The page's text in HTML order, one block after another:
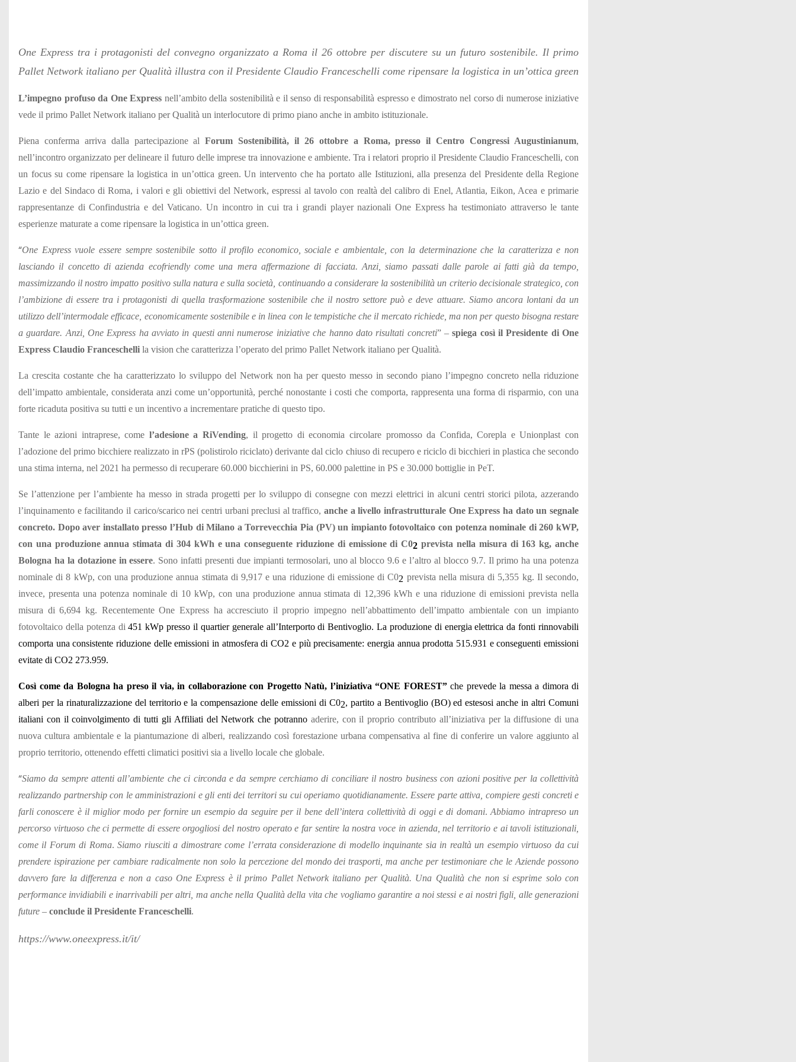
One Express tra i protagonisti del convegno organizzato a Roma il 26 ottobre per discutere su un futuro sostenibile. Il primo
Pallet Network italiano per Qualità illustra con il Presidente Claudio Franceschelli come ripensare la logistica in un’ottica green
L’impegno profuso da One Express nell’ambito della sostenibilità e il senso di responsabilità espresso e dimostrato nel corso di numerose iniziative
vede il primo Pallet Network italiano per Qualità un interlocutore di primo piano anche in ambito istituzionale.
Piena conferma arriva dalla partecipazione alForum Sostenibilità, il 26 ottobre a Roma, presso il Centro Congressi Augustinianum,
nell’incontro organizzato per delineare il futuro delle imprese tra innovazione e ambiente. Tra i relatori proprio il Presidente Claudio Franceschelli, con
un focus su come ripensare la logistica in un’ottica green. Un intervento che ha portato alle Istituzioni, alla presenza del Presidente della Regione
Lazio e del Sindaco di Roma, i valori e gli obiettivi del Network, espressi al tavolo con realtà del calibro di Enel, Atlantia, Eikon, Acea e primarie
rappresentanze di Confindustria e del Vaticano. Un incontro in cui tra i grandi player nazionali One Express ha testimoniato attraverso le tante
esperienze maturate a come ripensare la logistica in un’ottica green.
“One Express vuole essere sempre sostenibile sotto il profilo economico, sociale e ambientale, con la determinazione che la caratterizza e non
lasciando il concetto di azienda ecofriendly come una mera affermazione di facciata. Anzi, siamo passati dalle parole ai fatti già da tempo,
massimizzando il nostro impatto positivo sulla natura e sulla società, continuando a considerare la sostenibilità un criterio decisionale strategico, con
l’ambizione di essere tra i protagonisti di quella trasformazione sostenibile che il nostro settore può e deve attuare. Siamo ancora lontani da un
utilizzo dell’intermodale efficace, economicamente sostenibile e in linea con le tempistiche che il mercato richiede, ma non per questo bisogna restare
a guardare. Anzi, One Express ha avviato in questi anni numerose iniziative che hanno dato risultati concreti” –spiega così il Presidente di One
Express Claudio Franceschelli la vision che caratterizza l’operato del primo Pallet Network italiano per Qualità.
La crescita costante che ha caratterizzato lo sviluppo del Network non ha per questo messo in secondo piano l’impegno concreto nella riduzione
dell’impatto ambientale, considerata anzi come un’opportunità, perché nonostante i costi che comporta, rappresenta una forma di risparmio, con una
forte ricaduta positiva su tutti e un incentivo a incrementare pratiche di questo tipo.
Tante le azioni intraprese, come l’adesione aRiVending, il progetto di economia circolare promosso da Confida, Corepla e Unionplast con
l’adozione del primo bicchiere realizzato in rPS (polistirolo riciclato) derivante dal ciclo chiuso di recupero e riciclo di bicchieri in plastica che secondo
una stima interna, nel 2021 ha permesso di recuperare 60.000 bicchierini in PS, 60.000 palettine in PS e 30.000 bottiglie in PeT.
Se l’attenzione per l’ambiente ha messo in strada progetti per lo sviluppo di consegne con mezzi elettrici in alcuni centri storici pilota, azzerando
l’inquinamento e facilitando il carico/scarico nei centri urbani preclusi al traffico,anche a livello infrastrutturale One Express ha dato un segnale
concreto. Dopo aver installato presso l’Hub di Milano a Torrevecchia Pia (PV) un impianto fotovoltaico con potenza nominale di 260 kWP,
con una produzione annua stimata di 304 kWh e una conseguente riduzione di emissione di C02prevista nella misura di 163 kg, anche
Bologna ha la dotazione in essere. Sono infatti presenti due impianti termosolari, uno al blocco 9.6 e l’altro al blocco 9.7. Il primo ha una potenza
nominale di 8 kWp, con una produzione annua stimata di 9,917 e una riduzione di emissione di C02 prevista nella misura di 5,355 kg. Il secondo,
invece, presenta una potenza nominale di 10 kWp, con una produzione annua stimata di 12,396 kWh e una riduzione di emissioni prevista nella
misura di 6,694 kg. Recentemente One Express ha accresciuto il proprio impegno nell’abbattimento dell’impatto ambientale con un impianto
fotovoltaico della potenza di 451 kWp presso il quartier generale all’Interporto di Bentivoglio. La produzione di energia elettrica da fonti rinnovabili
comporta una consistente riduzione delle emissioni in atmosfera di CO2 e più precisamente: energia annua prodotta 515.931 e conseguenti emissioni
evitate di CO2 273.959.
Così come da Bologna ha preso il via, in collaborazione con Progetto Natù, l’iniziativa “ONE FOREST”che prevede la messa a dimora di
alberi per la rinaturalizzazione del territorio e la compensazione delle emissioni di C02, partito a Bentivoglio (BO) ed estesosi anche in altri Comuni
italiani con il coinvolgimento di tutti gli Affiliati del Network che potranno aderire, con il proprio contributo all’iniziativa per la diffusione di una
nuova cultura ambientale e la piantumazione di alberi, realizzando così forestazione urbana compensativa al fine di conferire un valore aggiunto al
proprio territorio, ottenendo effetti climatici positivi sia a livello locale che globale.
“Siamo da sempre attenti all’ambiente che ci circonda e da sempre cerchiamo di conciliare il nostro business con azioni positive per la collettività
realizzando partnership con le amministrazioni e gli enti dei territori su cui operiamo quotidianamente. Essere parte attiva, compiere gesti concreti e
farli conoscere è il miglior modo per fornire un esempio da seguire per il bene dell’intera collettività di oggi e di domani.Abbiamo intrapreso un
percorso virtuoso che ci permette di essere orgogliosi del nostro operato e far sentire la nostra voce in azienda, nel territorio e ai tavoli istituzionali,
come il Forum di Roma.Siamo riusciti a dimostrare come l’errata considerazione di modello inquinante sia in realtà un esempio virtuoso da cui
prendere ispirazione per cambiare radicalmente non solo la percezione del mondo dei trasporti, ma anche per testimoniare che le Aziende possono
davvero fare la differenza e non a caso One Express è il primo Pallet Network italiano per Qualità. Una Qualità che non si esprime solo con
performance invidiabili e inarrivabili per altri, ma anche nella Qualità della vita che vogliamo garantire a noi stessi e ai nostri figli, alle generazioni
future – conclude il Presidente Franceschelli.
https://www.oneexpress.it/it/